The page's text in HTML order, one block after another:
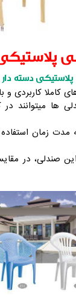
دسته دار
کاملا کاربردی
ها میتوانند
مدت زمان
صندلی، در